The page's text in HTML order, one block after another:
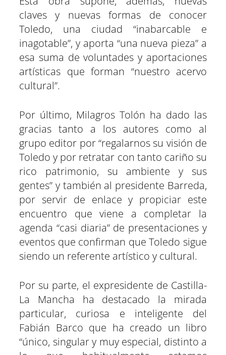
claves y nuevas formas de conocer
Toledo, una ciudad “inabarcable e
inagotable”, y aporta “una nueva pieza” a
esa suma de voluntades y aportaciones
artísticas que forman “nuestro acervo
cultural”.
Por último, Milagros Tolón ha dado las
gracias tanto a los autores como al
grupo editor por “regalarnos su visión de
Toledo y por retratar con tanto cariño su
rico patrimonio, su ambiente y sus
gentes” y también al presidente Barreda,
por servir de enlace y propiciar este
encuentro que viene a completar la
agenda “casi diaria” de presentaciones y
eventos que confirman que Toledo sigue
siendo un referente artístico y cultural.
Por su parte, el expresidente de Castilla-
La Mancha ha destacado la mirada
particular, curiosa e inteligente del
Fabián Barco que ha creado un libro
“único, singular y muy especial, distinto a